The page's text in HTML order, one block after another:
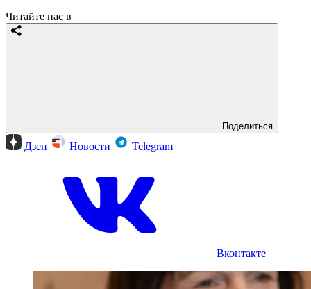
Читайте нас в
Поделиться
Дзен Новости Telegram
Вконтакте